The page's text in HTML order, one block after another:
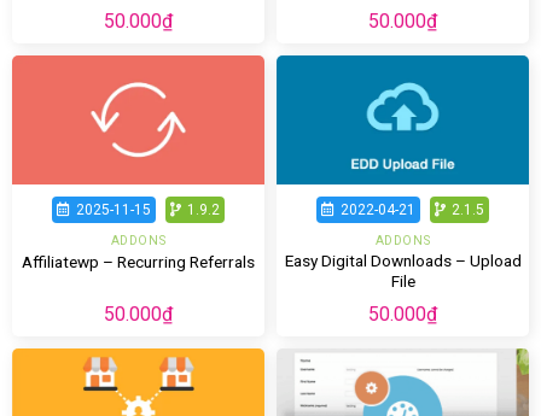
50.000₫ 50.000₫
2025-11-15 1.9.2
ADDONS
Affiliatewp – Recurring Referrals
50.000₫
2022-04-21 2.1.5
ADDONS
Easy Digital Downloads – Upload
File
50.000₫